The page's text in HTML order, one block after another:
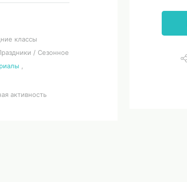
классы
/ Сезонное
активность